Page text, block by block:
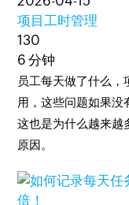
项目工时管理
130
6 分钟
员工每天做了什么，
用，这些问题如果没
这也是为什么越来越
原因。